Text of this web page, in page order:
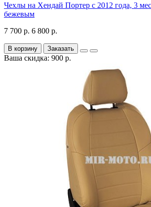
Чехлы на Хендай Портер с 2012 года, 3
бежевым
7 700 р. 6 800 р.
В корзину Заказать
Ваша скидка: 900 р.